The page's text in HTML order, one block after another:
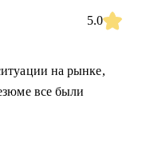
5.0
на рынке,
все были